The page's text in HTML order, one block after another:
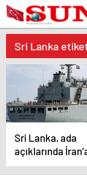
Sri Lanka
Sri Lanka, ada
açıklarında
ikinci geminin
olduğunu